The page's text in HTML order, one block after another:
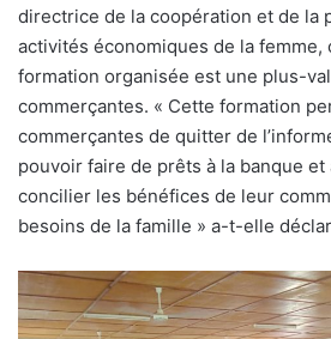
directrice de la coopération et de la
activités économiques de la femme,
formation organisée est une plus-
commerçantes. « Cette formation
commerçantes de quitter de
pouvoir faire de prêts à la banque et
concilier les bénéfices de leur
besoins de la famille » a-t-elle